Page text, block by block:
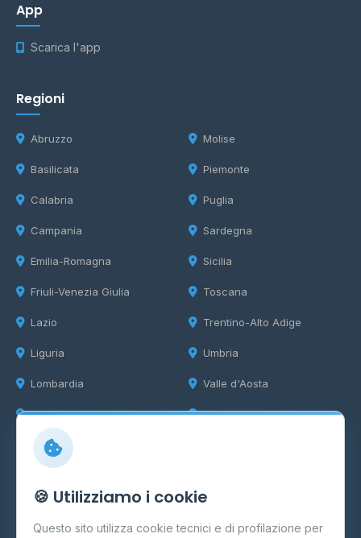
App
Scarica l'app
Regioni
Abruzzo
Basilicata
Calabria
Campania
Emilia-Romagna
Friuli-Venezia Giulia
Lazio
Liguria
Lombardia
Marche
Molise
Piemonte
Puglia
Sardegna
Sicilia
Toscana
Trentino-Alto Adige
Umbria
Valle d'Aosta
Veneto
Info
Cos'è il GPL
FAQ
🍪 Utilizziamo i cookie
Questo sito utilizza cookie tecnici e di profilazione per